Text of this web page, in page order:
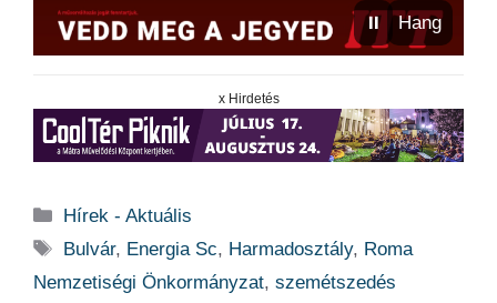
⏸ Hang
x Hirdetés
Kategória
Hírek - Aktuális
Címkék
Bulvár, Energia Sc, Harmadosztály, Roma
Nemzetiségi Önkormányzat, szemétszedés